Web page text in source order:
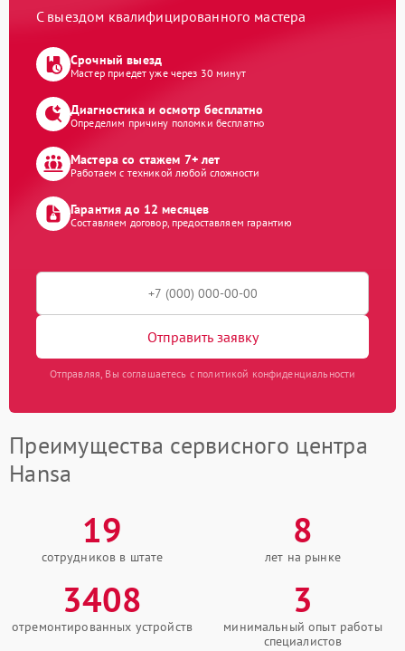
С выездом квалифицированного мастера
Срочный выезд
Мастер приедет уже через 30 минут
Диагностика и осмотр бесплатно
Определим причину поломки бесплатно
Мастера со стажем 7+ лет
Работаем с техникой любой сложности
Гарантия до 12 месяцев
Составляем договор, предоставляем гарантию
Отправить заявку
Отправляя, Вы соглашаетесь с политикой конфиденциальности
Преимущества сервисного центра
Hansa
19
сотрудников в штате
8
лет на рынке
3408
отремонтированных устройств
3
минимальный опыт работы
специалистов